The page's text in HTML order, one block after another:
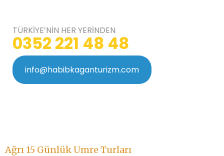
TÜRKİYE’NİN HER YERİNDEN
0352 221 48 48
info@habibkaganturizm.com
Ağrı 15 Günlük Umre Turları